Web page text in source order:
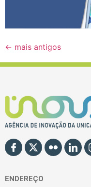
← mais antigos
ENDEREÇO